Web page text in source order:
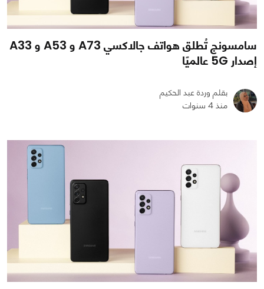
0
سامسونج تُطلق هواتف جالاكسي A73 و A53 و A33
إصدار 5G عالميًا
بقلم وردة عبد الحكيم
منذ 4 سنوات